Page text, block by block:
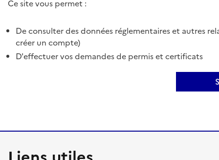
Ce site vous permet :
De consulter des données réglementaires et autres
créer un compte)
D'effectuer vos demandes de permis et certificats